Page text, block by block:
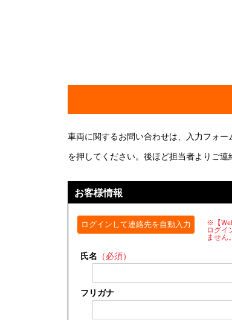
車両に関するお問い合わせは、入力フォ
を押してください。後ほど担当者よりご連
お客様情報
ログインして連絡先を自動入力 ※【
ログイ
ません
氏名 （必須）
フリガナ